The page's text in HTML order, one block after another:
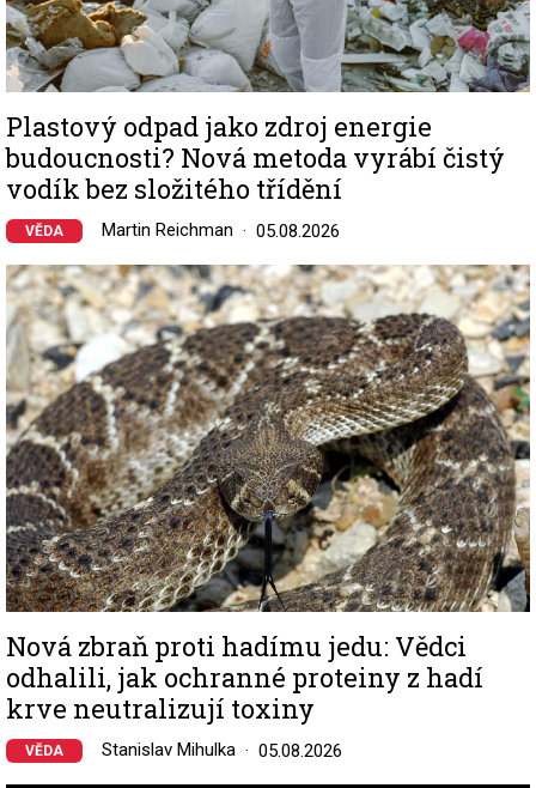
Plastový odpad jako zdroj energie
budoucnosti? Nová metoda vyrábí čistý
vodík bez složitého třídění
VĚDA Martin Reichman 05.08.2026
Image
Nová zbraň proti hadímu jedu: Vědci
odhalili, jak ochranné proteiny z hadí
krve neutralizují toxiny
VĚDA Stanislav Mihulka 05.08.2026